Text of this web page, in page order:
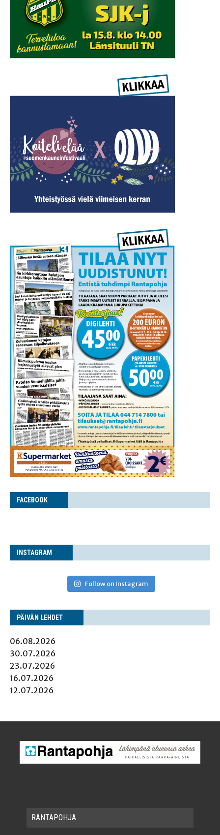
FACE­BOOK
INS­TA­GRAM
Follow on Instagram
PÄI­VÄN LEHDET
06.08.2026
30.07.2026
23.07.2026
16.07.2026
12.07.2026
RAN­TA­POH­JA